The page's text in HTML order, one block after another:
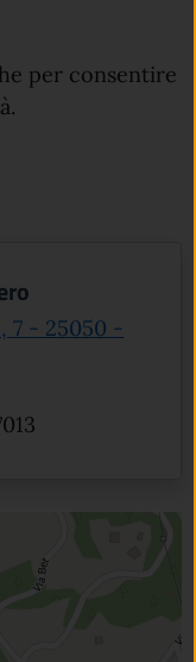
per consentire
7 - 25050 -